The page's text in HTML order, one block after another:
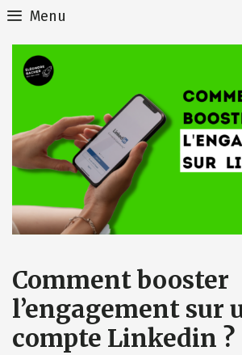
Skip
content
Menu
Comment booster
l’engagement sur
compte Linkedin ?